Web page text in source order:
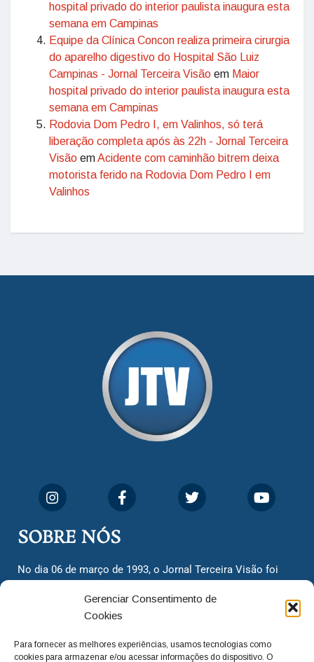
Gerenciar Consentimento de
Cookies
Para fornecer as melhores experiências, usamos tecnologias como
cookies para armazenar e/ou acessar informações do dispositivo. O
hospital privado do interior paulista inaugura esta
semana em Campinas
Equipe da Clínica Concon realiza primeira cirurgia
do aparelho digestivo do Hospital São Luiz
Campinas - Jornal Terceira Visão em Maior
hospital privado do interior paulista inaugura esta
semana em Campinas
Rodovia Dom Pedro I, em Valinhos, só terá
liberação completa após às 22h - Jornal Terceira
Visão emAcidente com caminhão bitrem deixa
motorista ferido na Rodovia Dom Pedro I em
Valinhos
SOBRE NÓS
No dia 06 de março de 1993, o Jornal Terceira Visão foi
cidadãos valinhenses, já que naquela época só existiam
dois jornais. Há mais de 30 anos, o jornal continua
com o foco de trazer as melhores notícias. Nunca